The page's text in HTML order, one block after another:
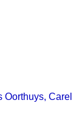
Oorthuys, Carel